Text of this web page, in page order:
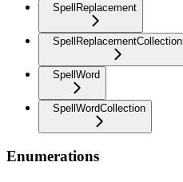
SpellReplacement
SpellReplacementCollection
SpellWord
SpellWordCollection
Enumerations